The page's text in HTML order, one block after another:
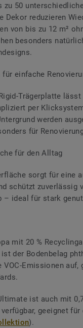
zu 50
Dekor reduzieren
von bis zu 12 m²
besonders
einfache
Trägerplatte lässt
per
werden
für
für den Alltag
sorgt für eine
schützt zuverlässig
– ideal für stark
mit 20 %
der Bodenbelag
Emissionen auf,
ist auch mit
geeignet für
).